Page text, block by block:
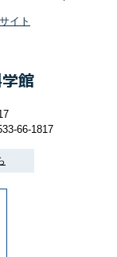
イト
66-1817